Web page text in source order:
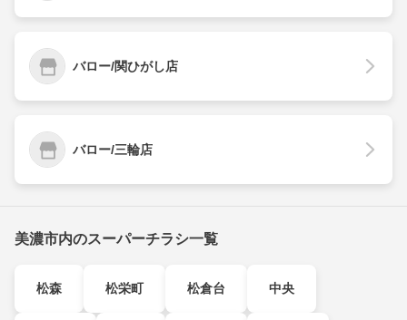
バロー/関ひがし店
バロー/三輪店
美濃市内のスーパーチラシ一覧
松森 松栄町 松倉台 中央